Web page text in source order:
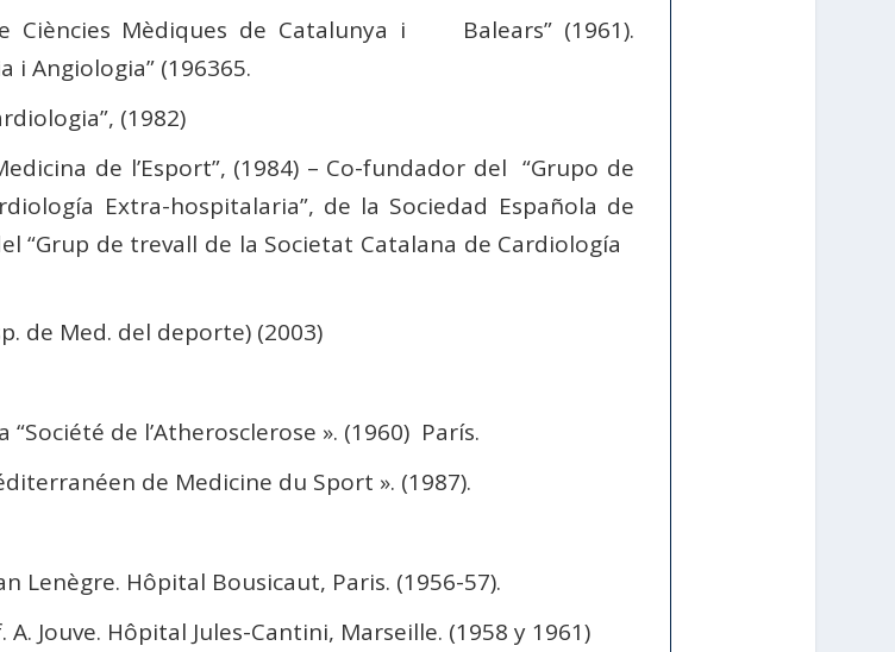
Ciències Mèdiques de Catalunya i Balears” (1961).
i Angiologia” (196365.
(1982)
de l’Esport”, (1984) – Co-fundador del “Grupo de
Extra-hospitalaria”, de la Sociedad Española de
de trevall de la Societat Catalana de Cardiología
de Med. del deporte) (2003)
de l’Atherosclerose ». (1960) París.
de Medicine du Sport ». (1987).
Lenègre. Hôpital Bousicaut, Paris. (1956-57).
Jouve. Hôpital Jules-Cantini, Marseille. (1958 y 1961)